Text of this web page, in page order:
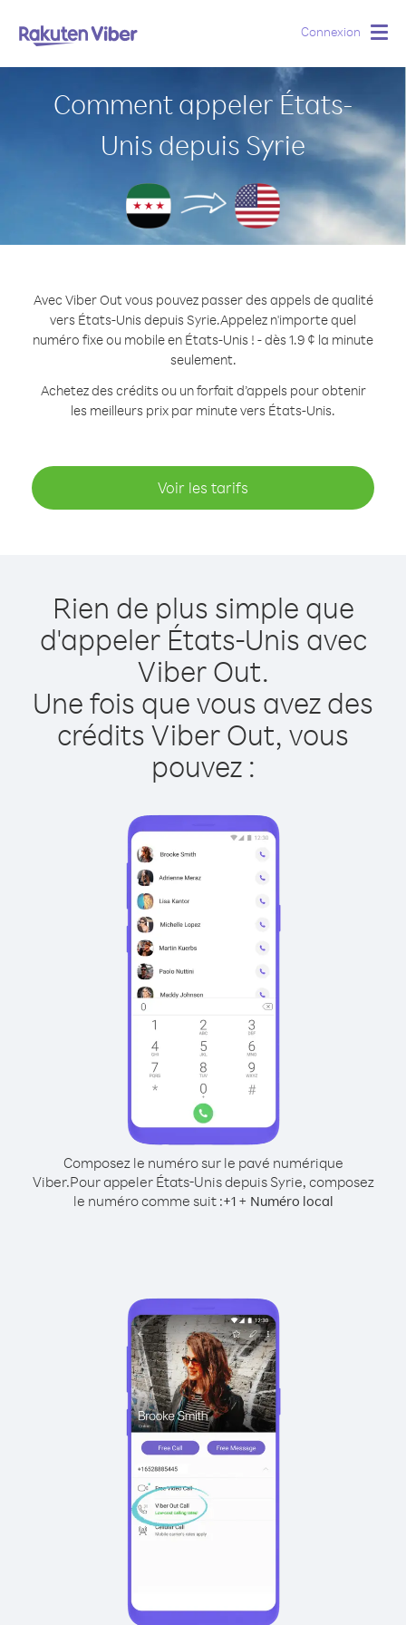
Connexion
Comment appeler États-
Unis depuis Syrie
Avec Viber Out vous pouvez passer des appels de qualité
vers États-Unis depuis Syrie.Appelez n'importe quel
numéro fixe ou mobile en États-Unis ! - dès 1.9 ¢ la minute
seulement.
Achetez des crédits ou un forfait d’appels pour obtenir
les meilleurs prix par minute vers États-Unis.
Voir les tarifs
Rien de plus simple que
d'appeler États-Unis avec
Viber Out.
Une fois que vous avez des
crédits Viber Out, vous
pouvez :
Composez le numéro sur le pavé numérique
Viber.Pour appeler États-Unis depuis Syrie, composez
le numéro comme suit :+1+ Numéro local